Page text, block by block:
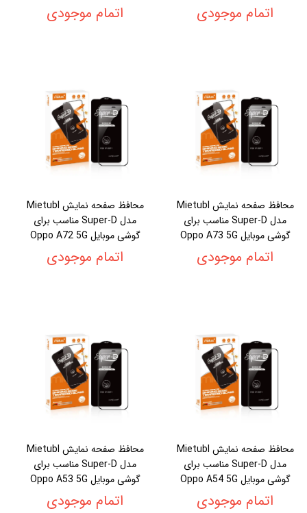
اتمام موجودی اتمام موجودی
محافظ صفحه نمایش Mietubl
مدل Super-D مناسب برای
گوشی موبایل Oppo A73 5G
اتمام موجودی
محافظ صفحه نمایش Mietubl
مدل Super-D مناسب برای
گوشی موبایل Oppo A72 5G
اتمام موجودی
محافظ صفحه نمایش Mietubl
مدل Super-D مناسب برای
گوشی موبایل Oppo A54 5G
اتمام موجودی
محافظ صفحه نمایش Mietubl
مدل Super-D مناسب برای
گوشی موبایل Oppo A53 5G
اتمام موجودی